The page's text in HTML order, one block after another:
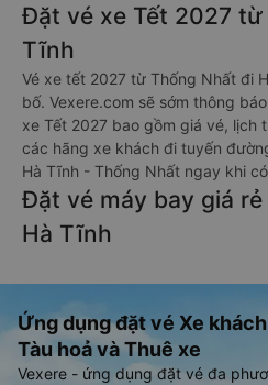
Đặt vé xe Tết 2027
Tĩnh
Vé xe tết 2027 từ Thống Nhất đi
bố. Vexere.com sẽ sớm thông
xe Tết 2027 bao gồm giá vé, lịch
các hãng xe khách đi tuyến
Hà Tĩnh - Thống Nhất ngay khi
Đặt vé máy bay giá
Hà Tĩnh
Ứng dụng đặt vé Xe
Tàu hoả và Thuê xe
Vexere - ứng dụng đặt vé đa